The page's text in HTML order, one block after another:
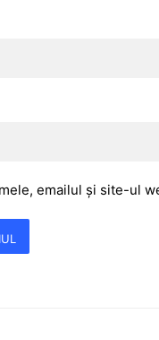
emailul și site-ul